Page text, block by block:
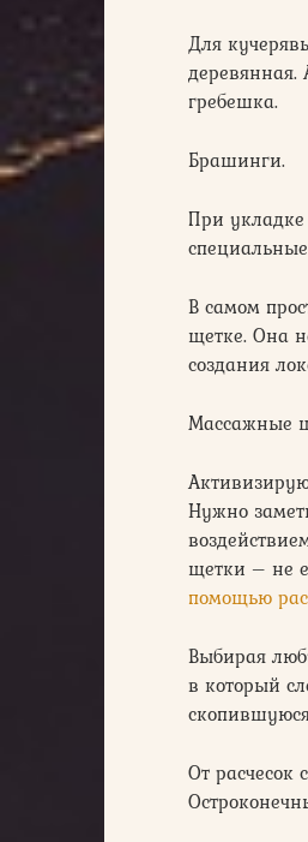
Для
гребешка.
Брашинги.
При
В самом
щетке. Она
создания
Массажные
Нужно
щетки – не
помощью
Выбирая
в который
От расчесок